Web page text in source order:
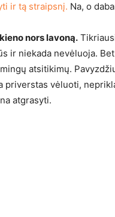
ir tą straipsnį. Na, o
nors lavoną.
ir niekada nevėluoja.
atsitikimų.
vėluoti,
atgrasyti.